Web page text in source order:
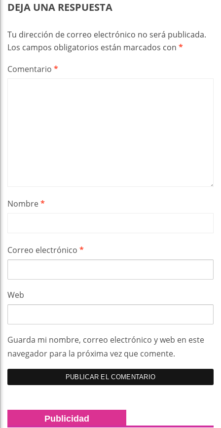
DEJA UNA RESPUESTA
Tu dirección de correo electrónico no será publicada.
Los campos obligatorios están marcados con *
Comentario *
Nombre*
Correo electrónico *
Web
Guarda mi nombre, correo electrónico y web en este
navegador para la próxima vez que comente.
Publicidad